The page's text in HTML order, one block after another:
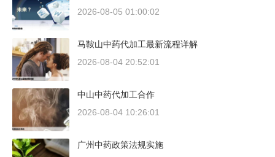
2026-08-05 01:00:02
马鞍山中药代加工最新流程详解
2026-08-04 20:52:01
中山中药代加工合作
2026-08-04 10:26:01
广州中药政策法规实施